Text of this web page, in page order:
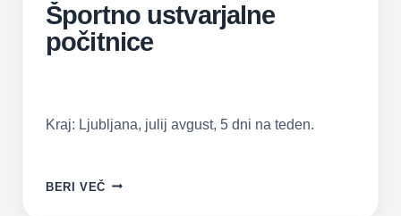
Športno ustvarjalne
počitnice
Kraj: Ljubljana, julij avgust, 5 dni na teden.
BERI VEČ ŠPORTNO